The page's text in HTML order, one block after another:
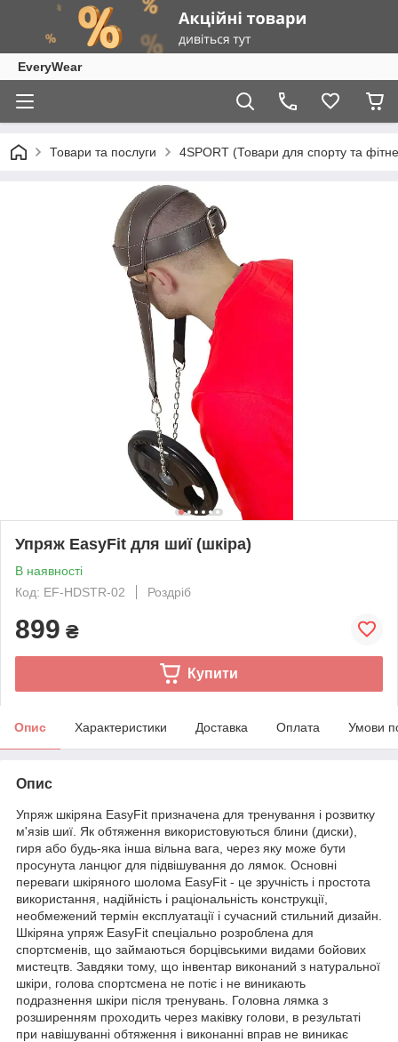
EveryWear
Товари та послуги 4SPORT (Товари для спорту та
Упряж EasyFit для шиї (шкіра)
В наявності
Код: EF-HDSTR-02
Роздріб
899 ₴
Купити
Опис Характеристики Доставка Оплата Умови
Опис
Упряж шкіряна EasyFit призначена для тренування і розвитку
м'язів шиї. Як обтяження використовуються блини (диски),
гиря або будь-яка інша вільна вага, через яку може бути
просунута ланцюг для підвішування до лямок. Основні
переваги шкіряного шолома EasyFit - це зручність і простота
використання, надійність і раціональність конструкції,
необмежений термін експлуатації і сучасний стильний дизайн.
Шкіряна упряж EasyFit спеціально розроблена для
спортсменів, що займаються борцівськими видами бойових
мистецтв. Завдяки тому, що інвентар виконаний з натуральної
шкіри, голова спортсмена не потіє і не виникають
подразнення шкіри після тренувань. Головна лямка з
розширенням проходить через маківку голови, в результаті
при навішуванні обтяження і виконанні вправ не виникає